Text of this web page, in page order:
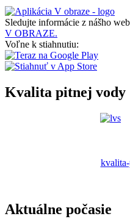
Sledujte informácie z nášho
V OBRAZE.
Voľne k stiahnutiu:
Kvalita pitnej vody
Aktuálne počasie